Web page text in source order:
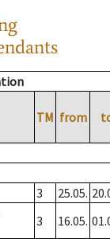
TM from
3 25.05.
3 16.05.